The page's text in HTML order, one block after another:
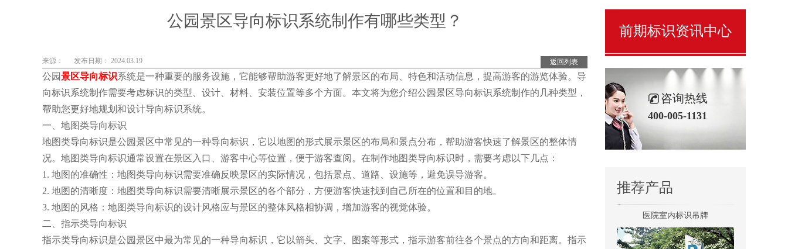
公园景区导向标识系统制作有哪些类型？
返回列表
来源： 发布日期： 2024.03.19
公园景区导向标识系统是一种重要的服务设施，它能够帮助游客更好地了解景区的布局、特色和活动信息，提高游客的游览体验。导
向标识系统制作需要考虑标识的类型、设计、材料、安装位置等多个方面。本文将为您介绍公园景区导向标识系统制作的几种类型，
帮助您更好地规划和设计导向标识系统。
一、地图类导向标识
地图类导向标识是公园景区中常见的一种导向标识，它以地图的形式展示景区的布局和景点分布，帮助游客快速了解景区的整体情
况。地图类导向标识通常设置在景区入口、游客中心等位置，便于游客查阅。在制作地图类导向标识时，需要考虑以下几点：
1. 地图的准确性：地图类导向标识需要准确反映景区的实际情况，包括景点、道路、设施等，避免误导游客。
2. 地图的清晰度：地图类导向标识需要清晰展示景区的各个部分，方便游客快速找到自己所在的位置和目的地。
3. 地图的风格：地图类导向标识的设计风格应与景区的整体风格相协调，增加游客的视觉体验。
二、指示类导向标识
指示类导向标识是公园景区中最为常见的一种导向标识，它以箭头、文字、图案等形式，指示游客前往各个景点的方向和距离。指示
前期标识资讯中心
咨询热线
400-005-1131
推荐产品